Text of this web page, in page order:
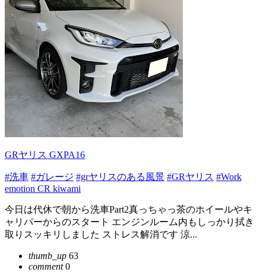
GRヤリス GXPA16
#洗車 #ガレージ #grヤリスのある風景 #GRヤリス #Work
emotion CR kiwami
今日は代休で朝から洗車Part2真っちゃっ茶のホイールやキ
ャリパーからのスタート エンジンルーム内もしっかり拭き
取りスッキリしました ストレス解消です 涼...
thumb_up 63
comment0